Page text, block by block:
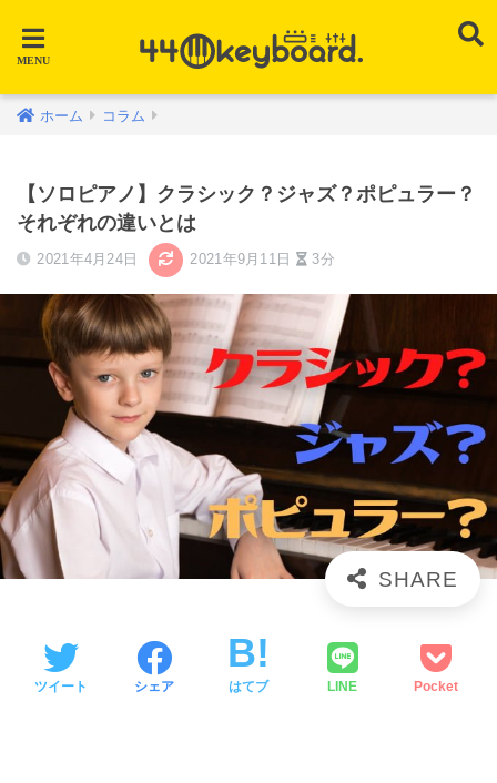
ホーム コラム
【ソロピアノ】クラシック？ジャズ？ポピュラー？
それぞれの違いとは
2021年4月24日 2021年9月11日 3分
ツイート シェア はてブ LINE Pocket